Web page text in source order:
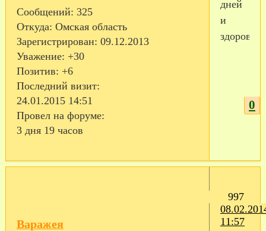
Сообщений: 325
Откуда: Омская область
Зарегистрирован: 09.12.2013
Уважение: +30
Позитив: +6
Последний визит:
24.01.2015 14:51
Провел на форуме:
3 дня 19 часов
дней
и
здоров)
0
997
11:57
Варажея